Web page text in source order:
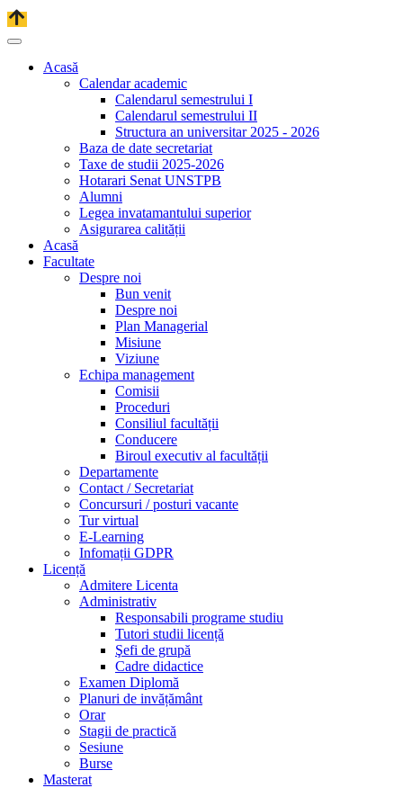
Acasă
Calendar academic
Calendarul semestrului I
Calendarul semestrului II
Structura an universitar 2025 - 2026
Baza de date secretariat
Taxe de studii 2025-2026
Hotarari Senat UNSTPB
Alumni
Legea invatamantului superior
Asigurarea calității
Acasă
Facultate
Despre noi
Bun venit
Despre noi
Plan Managerial
Misiune
Viziune
Echipa management
Comisii
Proceduri
Consiliul facultății
Conducere
Biroul executiv al facultății
Departamente
Contact / Secretariat
Concursuri / posturi vacante
Tur virtual
E-Learning
Infomații GDPR
Licență
Admitere Licenta
Administrativ
Responsabili programe studiu
Tutori studii licență
Şefi de grupă
Cadre didactice
Examen Diplomă
Planuri de invățământ
Orar
Stagii de practică
Sesiune
Burse
Masterat